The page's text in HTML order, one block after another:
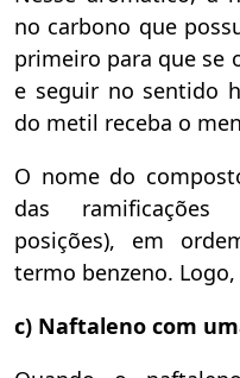
no carbono que
primeiro para que se
e seguir no sentido
do metil receba o
O nome do
das ramificações
posições), em
termo benzeno.
c) Naftaleno com